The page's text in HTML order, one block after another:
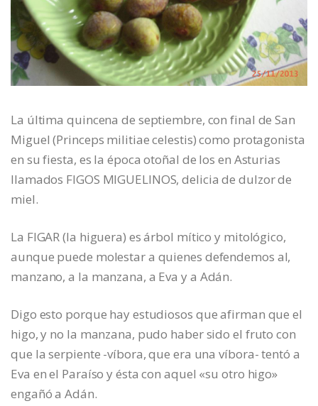
La última quincena de septiembre, con final de San
Miguel (Princeps militiae celestis) como protagonista
en su fiesta, es la época otoñal de los en Asturias
llamados FIGOS MIGUELINOS, delicia de dulzor de
miel.
La FIGAR (la higuera) es árbol mítico y mitológico,
aunque puede molestar a quienes defendemos al,
manzano, a la manzana, a Eva y a Adán.
Digo esto porque hay estudiosos que afirman que el
higo, y no la manzana, pudo haber sido el fruto con
que la serpiente -víbora, que era una víbora- tentó a
Eva en el Paraíso y ésta con aquel «su otro higo»
engañó a Adán.